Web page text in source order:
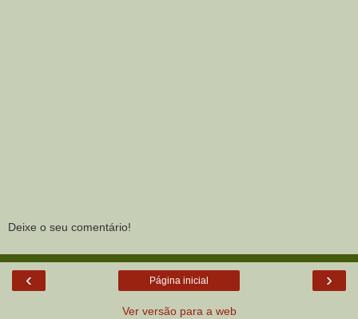
Deixe o seu comentário!
‹ ›
Página inicial
Ver versão para a web